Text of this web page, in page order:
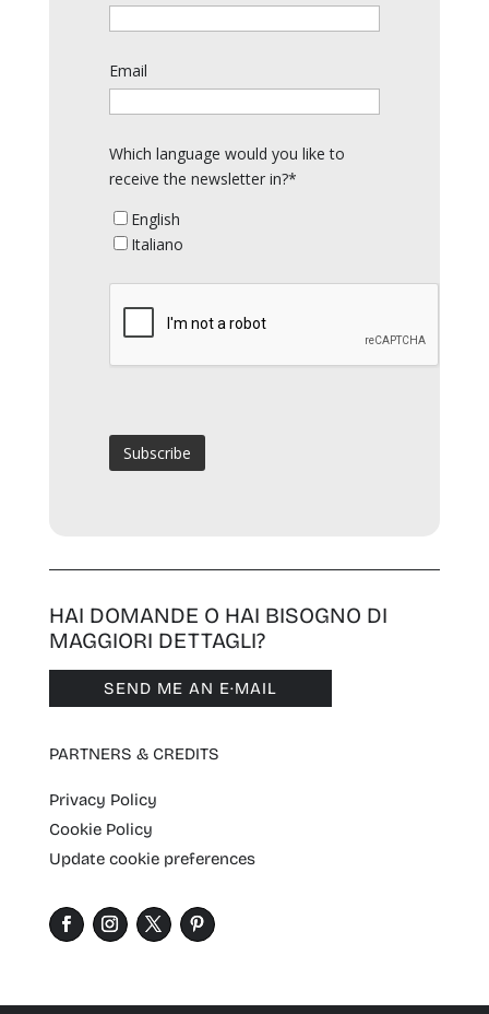
Email
Which language would you like to
receive the newsletter in?*
English
Italiano
HAI DOMANDE O HAI BISOGNO DI
MAGGIORI DETTAGLI?
SEND ME AN E·MAIL
PARTNERS & CREDITS
Privacy Policy
Cookie Policy
Update cookie preferences